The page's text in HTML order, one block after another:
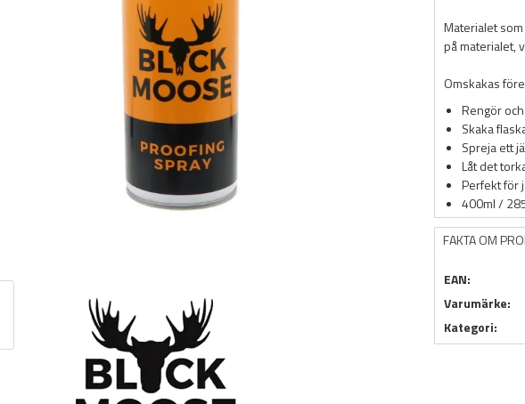
Materialet
på materialet,
Omskakas
Rengör
Skaka
Spreja ett
Låt det
Perfekt för
400ml /
FAKTA OM
EAN:
Varumärke:
Kategori: